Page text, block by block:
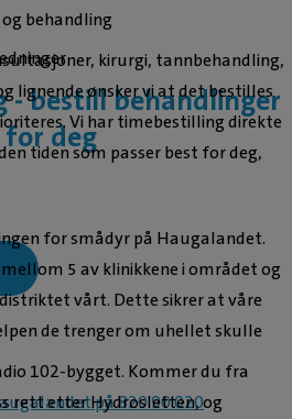
behandling
- bestill behandlinger
for deg
kirurgi, tannbehandling,
lignende ønsker vi at det bestilles
Vi har timebestilling direkte
tiden som passer best for deg,
for smådyr på Haugalandet.
5 av klinikkene i området og
vårt. Dette sikrer at våre
de trenger om uhellet skulle
på 820 90 020
102-bygget. Kommer du fra
rett etter Hydrosletten, og